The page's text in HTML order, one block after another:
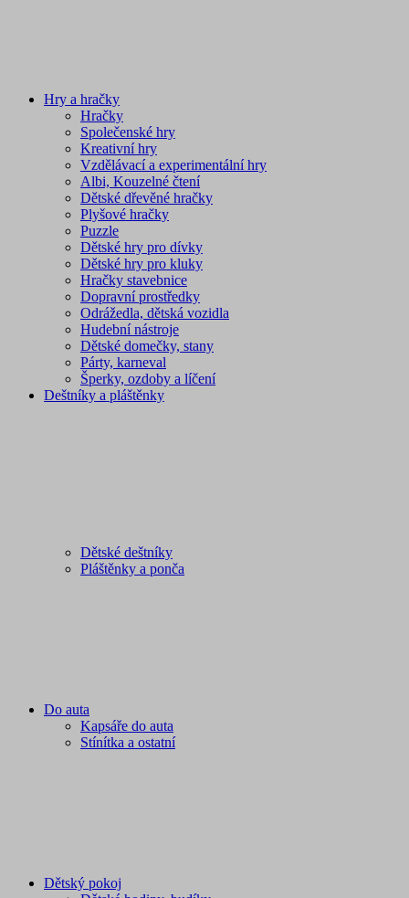
Hry a hračky
Hračky
Společenské hry
Kreativní hry
Vzdělávací a experimentální hry
Albi, Kouzelné čtení
Dětské dřevěné hračky
Plyšové hračky
Puzzle
Dětské hry pro dívky
Dětské hry pro kluky
Hračky stavebnice
Dopravní prostředky
Odrážedla, dětská vozidla
Hudební nástroje
Dětské domečky, stany
Párty, karneval
Šperky, ozdoby a líčení
Deštníky a pláštěnky
Dětské deštníky
Pláštěnky a ponča
Do auta
Kapsáře do auta
Stínítka a ostatní
Dětský pokoj